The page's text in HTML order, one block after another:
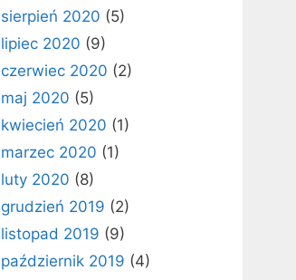
sierpień 2020 (5)
lipiec 2020 (9)
czerwiec 2020 (2)
maj 2020 (5)
kwiecień 2020 (1)
marzec 2020 (1)
luty 2020 (8)
grudzień 2019 (2)
listopad 2019 (9)
październik 2019 (4)